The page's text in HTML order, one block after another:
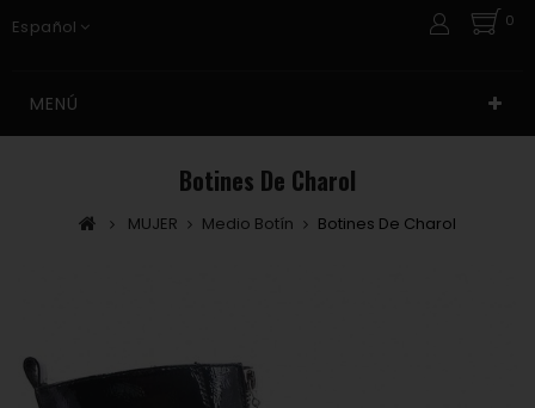
Español 0
MENÚ
Botines De Charol
MUJER Medio Botín Botines De Charol